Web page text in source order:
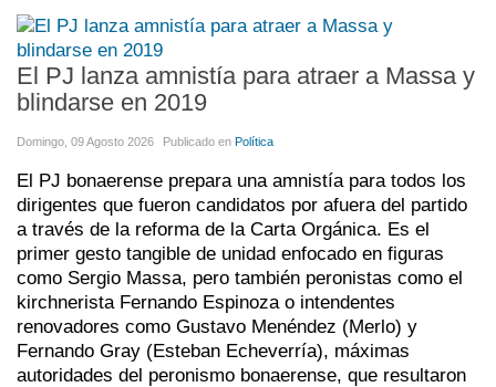
El PJ lanza amnistía para atraer a Massa y
blindarse en 2019
Domingo, 09 Agosto 2026 Publicado en Política
El PJ bonaerense prepara una amnistía para todos los
dirigentes que fueron candidatos por afuera del partido
a través de la reforma de la Carta Orgánica. Es el
primer gesto tangible de unidad enfocado en figuras
como Sergio Massa, pero también peronistas como el
kirchnerista Fernando Espinoza o intendentes
renovadores como Gustavo Menéndez (Merlo) y
Fernando Gray (Esteban Echeverría), máximas
autoridades del peronismo bonaerense, que resultaron